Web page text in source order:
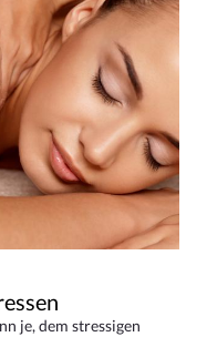
je, dem stressigen